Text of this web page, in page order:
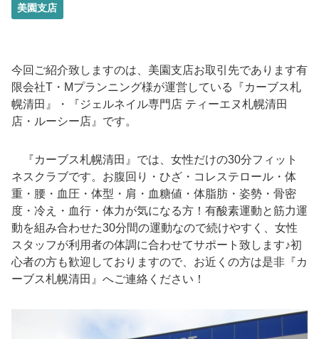
美園支店
今回ご紹介致しますのは、美園支店お取引先であります有
限会社T ・ Mプランニング様が運営している『カーブス札
幌清田』・『ジェルネイル専門店 ティーエヌ札幌清田
店・ルーシー店』です。
『カーブス札幌清田』では、女性だけの30分フィット
ネスクラブです。お腹回り・ひざ・コレステロール・体
重・腰・血圧・体型・肩・血糖値・体脂肪・姿勢・骨密
度・冷え・血行・体力が気になる方！有酸素運動と筋力運
動を組み合わせた30分間の運動なので続けやすく、女性
スタッフが利用者の体調に合わせてサポート致します♪初
心者の方も歓迎しておりますので、お近くの方は是非『カ
ーブス札幌清田』へご連絡ください！